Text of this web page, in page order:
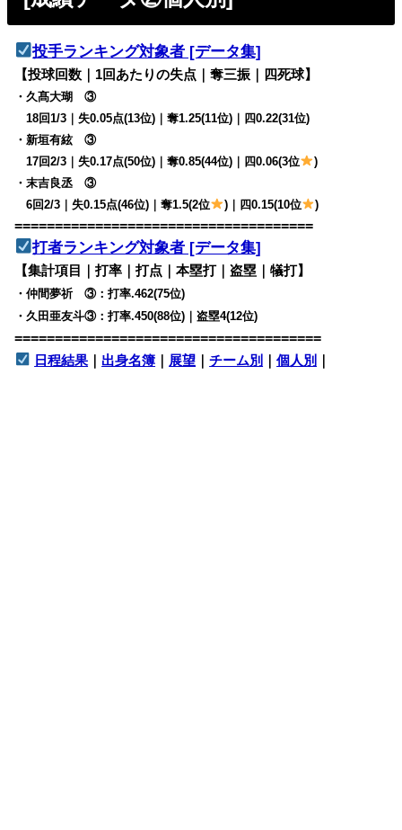
投手ランキング対象者 [データ集]
【投球回数｜1回あたりの失点｜奪三振｜四死球】
・久髙大瑚 ③
18回1/3｜失0.05点(13位)｜奪1.25(11位)｜四0.22(31位)
・新垣有絃 ③
17回2/3｜失0.17点(50位)｜奪0.85(44位)｜四0.06(3位
)
・末吉良丞 ③
6回2/3｜失0.15点(46位)｜奪1.5(2位
)｜四0.15(10位 )
=====================================
打者ランキング対象者 [データ集]
【集計項目｜打率｜打点｜本塁打｜盗塁｜犠打】
・仲間夢祈 ③：打率.462(75位)
・久田亜友斗③：打率.450(88位)｜盗塁4(12位)
======================================
日程結果 ｜ 出身名簿 ｜ 展望 ｜チーム別 ｜個人別 ｜